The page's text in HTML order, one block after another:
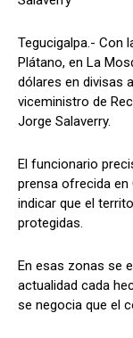
Facebook
Facebook
Tegucigalpa.- Con
Plátano, en La
dólares en divisas
viceministro de
Jorge Salaverry.
El funcionario
prensa ofrecida en
indicar que el
protegidas.
En esas zonas se
actualidad cada
se negocia que el